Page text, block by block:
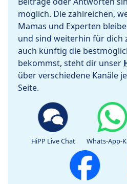
möglich. Die zahlreichen,
Mamas und Experten
und sind weiterhin für dich
auch künftig die
bekommst, steht dir unser
über verschiedene Kanäle
Seite.
HiPP Live Chat Whats-App-